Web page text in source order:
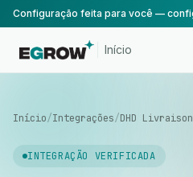
Início
Início/Integrações/DHD Livraison
INTEGRAÇÃO VERIFICADA